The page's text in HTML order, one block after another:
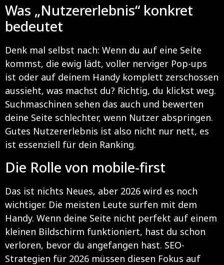
Was „Nutzererlebnis“ konkret
bedeutet
Denk mal selbst nach: Wenn du auf eine Seite
kommst, die ewig lädt, voller nerviger Pop-ups
ist oder auf deinem Handy komplett zerschossen
aussieht, was machst du? Richtig, du klickst weg.
Suchmaschinen sehen das auch und bewerten
deine Seite schlechter, wenn Nutzer abspringen.
Gutes Nutzererlebnis ist also nicht nur nett, es
ist essenziell für dein Ranking.
Die Rolle von mobile-first
Das ist nichts Neues, aber 2026 wird es noch
wichtiger. Die meisten Leute surfen mit dem
Handy. Wenn deine Seite nicht perfekt auf einem
kleinen Bildschirm funktioniert, hast du schon
verloren, bevor du angefangen hast. SEO-
Strategien für 2026 müssen diesen Fokus auf